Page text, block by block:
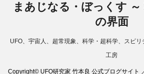
まあじなる・ぼっくす
の界面
UFO、宇宙人、超常現象、科学・超科学、スピ
工房
Copyright© UFO研究家 竹本良 公式ブログサイト